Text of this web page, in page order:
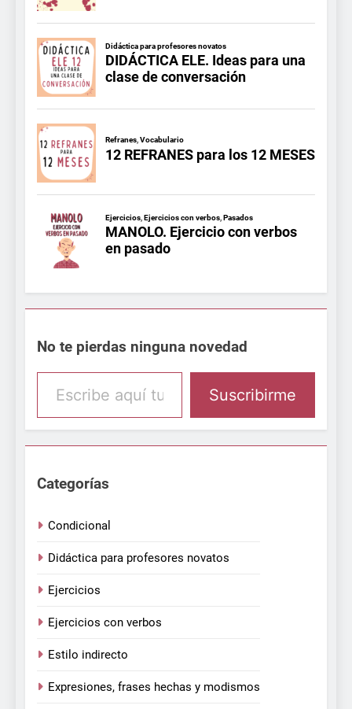
No te pierdas ninguna novedad
Escribe aquí tu email
Suscribirme
Categorías
Condicional
Didáctica para profesores novatos
Ejercicios
Ejercicios con verbos
Estilo indirecto
Expresiones, frases hechas y modismos